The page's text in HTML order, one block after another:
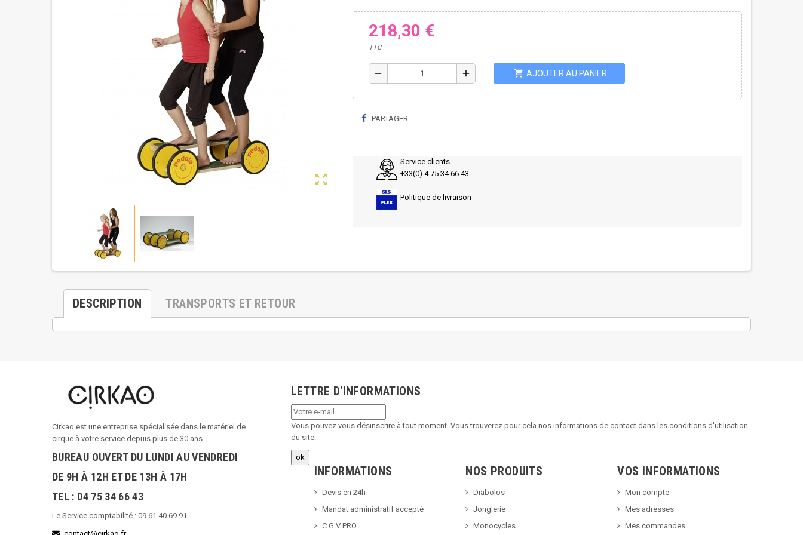
zoom_out_map
218,30 €
TTC
remove add shopping_cart AJOUTER AU PANIER
PARTAGER
Service clients
+33(0) 4 75 34 66 43
Politique de livraison
DESCRIPTION TRANSPORTS ET RETOUR
Cirkao est une entreprise spécialisée dans le matériel de
cirque à votre service depuis plus de 30 ans.
BUREAU OUVERT DU LUNDI AU VENDREDI
DE 9H À 12H ET DE 13H À 17H
TEL : 04 75 34 66 43
Le Service comptabilité : 09 61 40 69 91
LETTRE D'INFORMATIONS
Vous pouvez vous désinscrire à tout moment. Vous trouverez pour cela nos informations de contact dans les conditions d'utilisation
du site.
INFORMATIONS
Devis en 24h
Mandat administratif accepté
C.G.V PRO
NOS PRODUITS
Diabolos
Jonglerie
Monocycles
VOS INFORMATIONS
Mon compte
Mes adresses
Mes commandes